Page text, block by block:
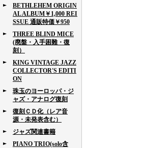
BETHLEHEM ORIGIN
AL ALBUM￥1,000 REI
SSUE 通販特価￥950
THREE BLIND MICE
(廃盤・入手困難・復
刻）
KING VINTAGE JAZZ
COLLECTOR'S EDITI
ON
珠玉のヨーロッパ・ジ
ャズ・アナログ復刻
復刻ＣＤ化（レア音
源・未発表含む）
ジャズ関連書籍
PIANO TRIO(solo含